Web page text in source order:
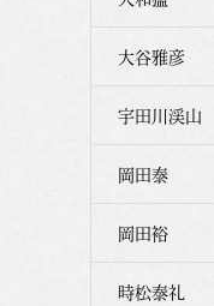
大谷雅彦
宇田川渓山
岡田泰
岡田裕
時松泰礼